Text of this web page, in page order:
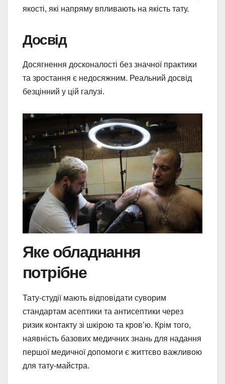
якості, які напряму впливають на якість тату.
Досвід
Досягнення досконалості без значної практики
та зростання є недосяжним. Реальний досвід
безцінний у цій галузі.
Яке обладнання
потрібне
Тату-студії мають відповідати суворим
стандартам асептики та антисептики через
ризик контакту зі шкірою та кров’ю. Крім того,
наявність базових медичних знань для надання
першої медичної допомоги є життєво важливою
для тату-майстра.